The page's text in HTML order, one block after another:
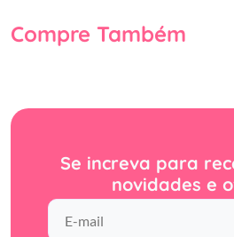
Compre Também
Se increva para
novidades e